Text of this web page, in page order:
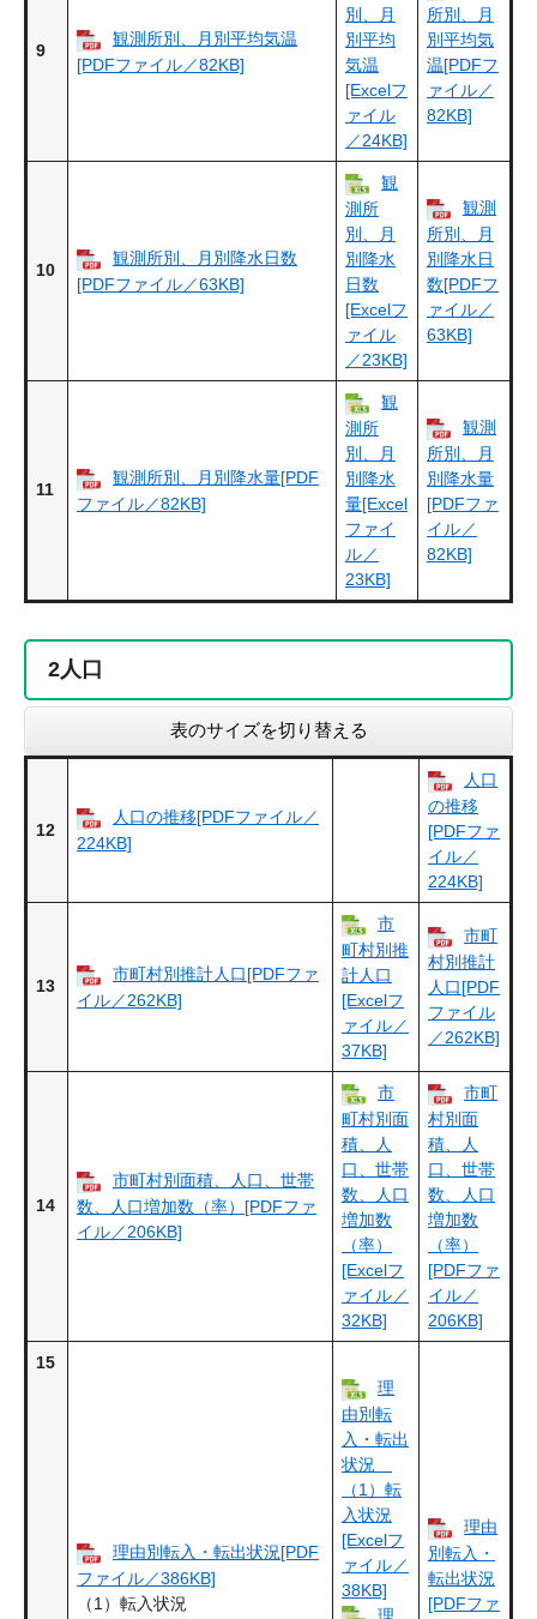
9
観測所別、月別平均気温
[PDFファイル／82KB]
別、月
別平均
気温
[Excelフ
ァイル
／24KB]
所別、月
別平均気
温[PDFフ
ァイル／
82KB]
10
観測所別、月別降水日数
[PDFファイル／63KB]
観
測所
別、月
別降水
日数
[Excelフ
ァイル
／23KB]
観測
所別、月
別降水日
数[PDFフ
ァイル／
63KB]
11
観測所別、月別降水量[PDF
ファイル／82KB]
観
測所
別、月
別降水
量[Excel
ファイ
ル／
23KB]
観測
所別、月
別降水量
[PDFファ
イル／
82KB]
2人口
表のサイズを切り替える
12
人口の推移[PDFファイル／
224KB]
人口
の推移
[PDFファ
イル／
224KB]
13
市町村別推計人口[PDFファ
イル／262KB]
市
町村別推
計人口
[Excelフ
ァイル／
37KB]
市町
村別推計
人口[PDF
ファイル
／262KB]
14
市町村別面積、人口、世帯
数、人口増加数（率）[PDFファ
イル／206KB]
市
町村別面
積、人
口、世帯
数、人口
増加数
（率）
[Excelフ
ァイル／
32KB]
市町
村別面
積、人
口、世帯
数、人口
増加数
（率）
[PDFファ
イル／
206KB]
15
理由別転入・転出状況[PDF
ファイル／386KB]
（1）転入状況
理
由別転
入・転出
状況
（1）転
入状況
[Excelフ
ァイル／
38KB]
理
理由
別転入・
転出状況
[PDFファ